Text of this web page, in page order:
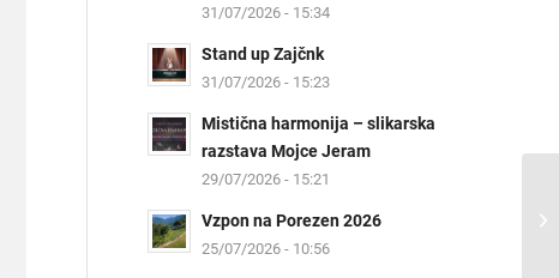
31/07/2026 - 15:34
Stand up Zajčnk
31/07/2026 - 15:23
Mistična harmonija – slikarska
razstava Mojce Jeram
29/07/2026 - 15:21
Vzpon na Porezen 2026
25/07/2026 - 10:56